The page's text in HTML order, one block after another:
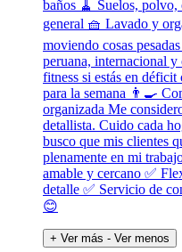
baños 🧹 Suelos,
general 🧺 Lavado y
moviendo cosas
peruana, internacional
fitness si estás en
para la semana 👨‍🍳
organizada Me
detallista. Cuido cada
busco que mis clientes
plenamente en mi
amable y cercano ✅
detalle ✅ Servicio de
😊
+ Ver más - Ver menos